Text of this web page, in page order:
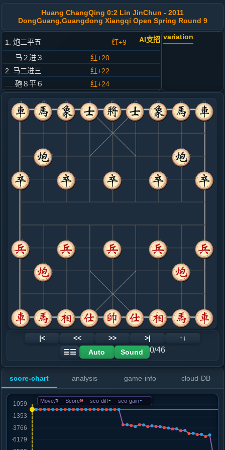
Huang ChangQing 0:2 Lin JinChun - 2011
DongGuang,Guangdong Xiangqi Open Spring Round 9
1. 炮二平五 红+9 AI支招
.....马２进３
红+20
2. 马二进三
红+22
.....砲８平６
红+24
3. 车一平二
红+20
.....马８进７
红+21
4. 兵七进一
红+12
.....砲２平１
红+33
5. 炮八平七
红+26
.....象３进５
6. 炮七进四
红+19
兵三进一
.....卒７进１
红+23
车１平２
7. 马八进七
红+26
8. 车九平八
红+27
.....士４进５
红+54
9. 车二进三
红+10
车二进四
.....车１平４
10. 车八进三
黑+9
车二进一
.....马６进４
红+0
车９进１
红+10
.....车４进５
红+9
12. 车八平七
黑+3106
车二进三
黑+3096
13. 车二退二
黑+3251
车二进三
黑+3117
.....马３进２
黑+3156
15. 炮七平八
黑+3472
炮七退一
.....车４平３
砲１平３
16. 相七进九
variation
|< << >> >|
↑↓
☰☰
Auto Sound 0/46
score-chart analysis game-info cloud-DB
Move:1 Score9 sco-diff- sco-gain-